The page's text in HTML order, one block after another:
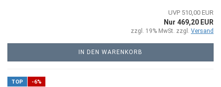
UVP 510,00 EUR
Nur 469,20 EUR
zzgl. 19% MwSt. zzgl. Versand
IN DEN WARENKORB
TOP -6%